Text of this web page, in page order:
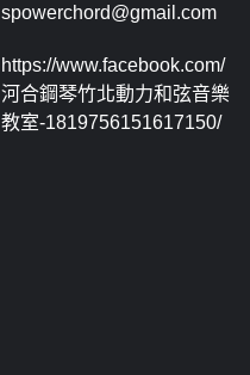
spowerchord@gmail.com
https://www.facebook.com/
河合鋼琴竹北動力和弦音樂
教室-1819756151617150/